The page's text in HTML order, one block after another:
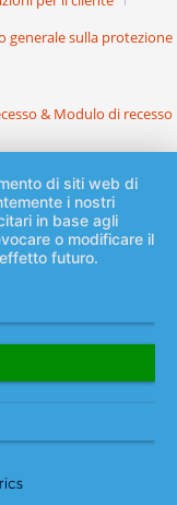
generale sulla protezione
& Modulo di recesso
di siti web di
i nostri
in base agli
o modificare il
futuro.